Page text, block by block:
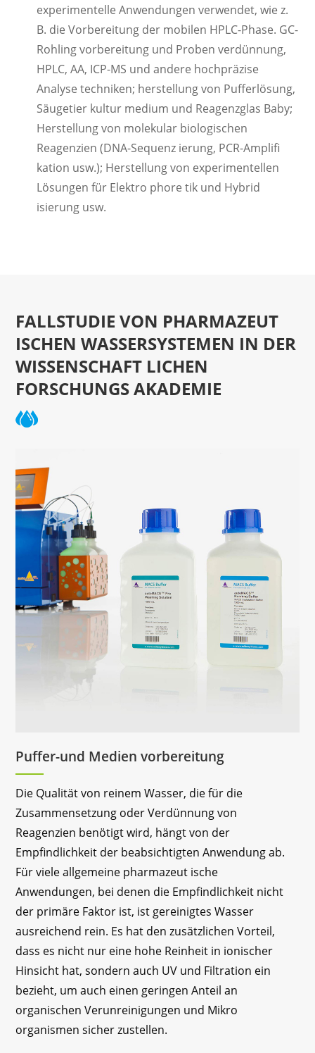
experimentelle Anwendungen verwendet, wie z.
B. die Vorbereitung der mobilen HPLC-Phase. GC-
Rohling vorbereitung und Proben verdünnung,
HPLC, AA, ICP-MS und andere hochpräzise
Analyse techniken; herstellung von Pufferlösung,
Säugetier kultur medium und Reagenzglas Baby;
Herstellung von molekular biologischen
Reagenzien (DNA-Sequenz ierung, PCR-Amplifi
kation usw.); Herstellung von experimentellen
Lösungen für Elektro phore tik und Hybrid
isierung usw.
FALLSTUDIE VON PHARMAZEUT
ISCHEN WASSERSYSTEMEN IN DER
WISSENSCHAFT LICHEN
FORSCHUNGS AKADEMIE
Puffer-und Medien vorbereitung
Die Qualität von reinem Wasser, die für die
Zusammensetzung oder Verdünnung von
Reagenzien benötigt wird, hängt von der
Empfindlichkeit der beabsichtigten Anwendung ab.
Für viele allgemeine pharmazeut ische
Anwendungen, bei denen die Empfindlichkeit nicht
der primäre Faktor ist, ist gereinigtes Wasser
ausreichend rein. Es hat den zusätzlichen Vorteil,
dass es nicht nur eine hohe Reinheit in ionischer
Hinsicht hat, sondern auch UV und Filtration ein
bezieht, um auch einen geringen Anteil an
organischen Verunreinigungen und Mikro
organismen sicher zustellen.